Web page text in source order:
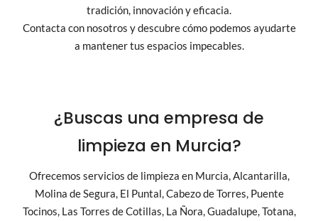
tradición, innovación y eficacia.
Contacta con nosotros y descubre cómo podemos ayudarte
a mantener tus espacios impecables.
¿Buscas una empresa de
limpieza en Murcia?
Ofrecemos servicios de limpieza en Murcia, Alcantarilla,
Molina de Segura, El Puntal, Cabezo de Torres, Puente
Tocinos, Las Torres de Cotillas, La Ñora, Guadalupe, Totana,